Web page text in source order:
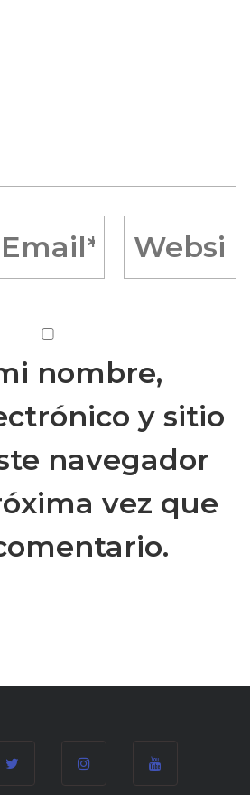
nombre,
y sitio
navegador
vez que